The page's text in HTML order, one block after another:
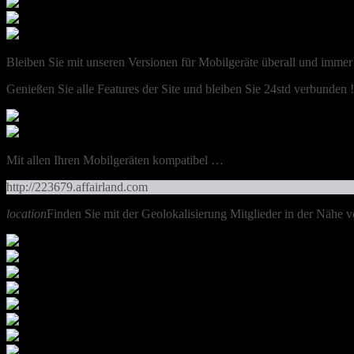
Bleiben Sie mit unseren Versionen für Mobilgeräte überall und
Genießen Sie alle Features der Site und bleiben Sie 24std verbunden
Mit allen Ihren Mobilgeräten kompatibel …
http://223679.affairland.com
locationFinden Sie mit der Geolokalisierung Mitglieder in der Nähe